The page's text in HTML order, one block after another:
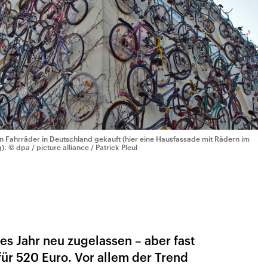
Fahrräder in Deutschland gekauft (hier eine Hausfassade mit Rädern im
© dpa / picture alliance / Patrick Pleul
Jahr neu zugelassen – aber fast
520 Euro. Vor allem der Trend